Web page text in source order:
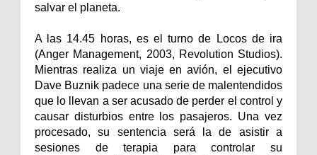
salvar el planeta.
A las 14.45 horas, es el turno de Locos de ira
(Anger Management, 2003, Revolution Studios).
Mientras realiza un viaje en avión, el ejecutivo
Dave Buznik padece una serie de malentendidos
que lo llevan a ser acusado de perder el control y
causar disturbios entre los pasajeros. Una vez
procesado, su sentencia será la de asistir a
sesiones de terapia para controlar su